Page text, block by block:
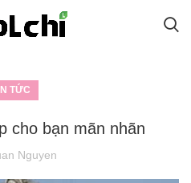
TỨC
cho bạn mãn nhãn
Nguyen